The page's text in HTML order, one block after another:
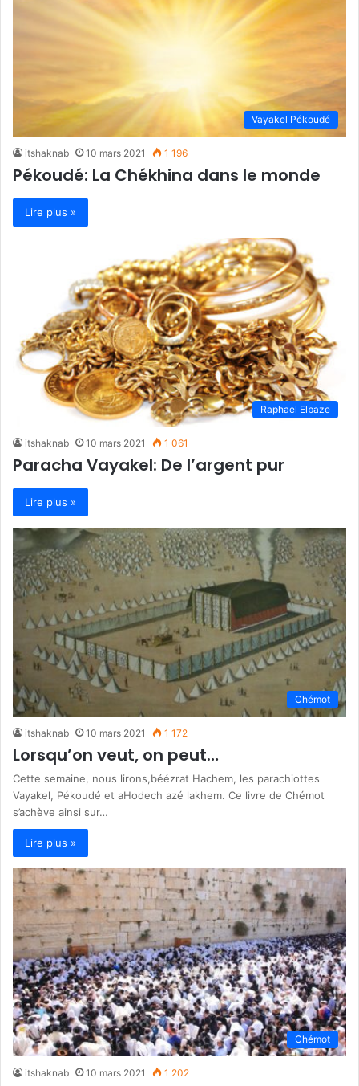
Vayakel Pékoudé
itshaknab 10 mars 2021 1 196
Pékoudé: La Chékhina dans le monde
Lire plus »
Raphael Elbaze
itshaknab 10 mars 2021 1 061
Paracha Vayakel: De l’argent pur
Lire plus »
Chémot
itshaknab 10 mars 2021 1 172
Lorsqu’on veut, on peut…
Cette semaine, nous lirons,béézrat Hachem, les parachiottes
Vayakel, Pékoudé et aHodech azé lakhem. Ce livre de Chémot
s’achève ainsi sur…
Lire plus »
Chémot
itshaknab 10 mars 2021 1 202